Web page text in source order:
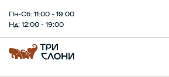
Пн-Сб: 11:00 - 19:00
Нд: 12:00 - 19:00